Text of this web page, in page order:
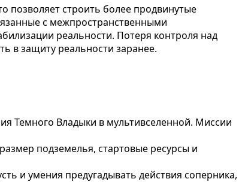
позволяет строить более продвинутые
с межпространственными
реальности. Потеря контроля над
в защиту реальности заранее.
Темного Владыки в мультивселенной. Миссии
подземелья, стартовые ресурсы и
и умения предугадывать действия соперника,